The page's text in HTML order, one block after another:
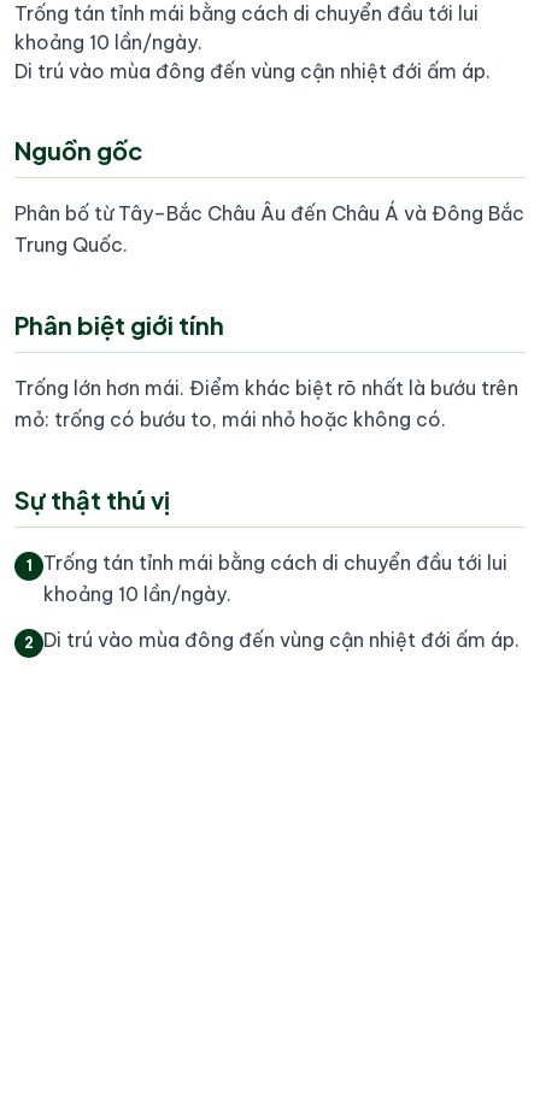
Trống tán tỉnh mái bằng cách di chuyển đầu tới lui
khoảng 10 lần/ngày.
Di trú vào mùa đông đến vùng cận nhiệt đới ấm áp.
Nguồn gốc
Phân bố từ Tây–Bắc Châu Âu đến Châu Á và Đông Bắc
Trung Quốc.
Phân biệt giới tính
Trống lớn hơn mái. Điểm khác biệt rõ nhất là bướu trên
mỏ: trống có bướu to, mái nhỏ hoặc không có.
Sự thật thú vị
1
Trống tán tỉnh mái bằng cách di chuyển đầu tới lui
khoảng 10 lần/ngày.
2 Di trú vào mùa đông đến vùng cận nhiệt đới ấm áp.